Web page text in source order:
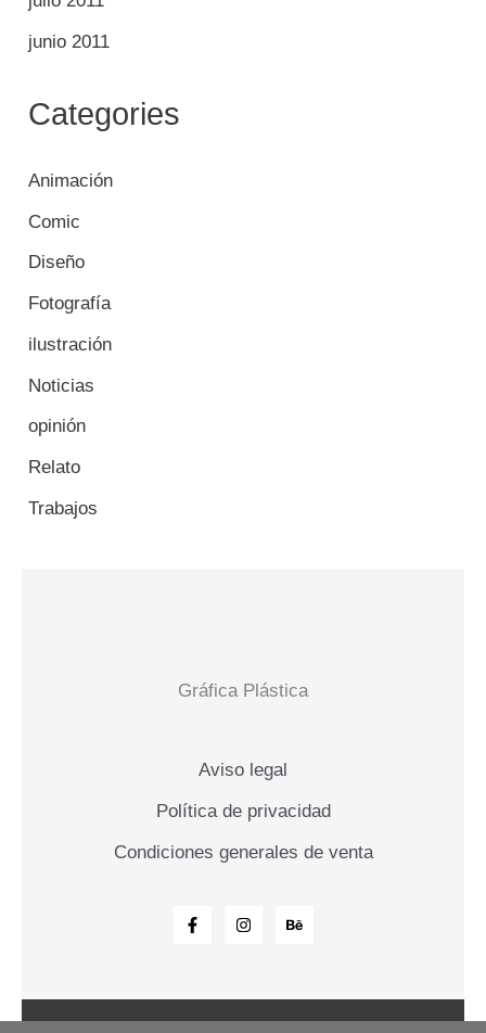
junio 2011
Categories
Animación
Comic
Diseño
Fotografía
ilustración
Noticias
opinión
Relato
Trabajos
Gráfica Plástica
Aviso legal
Política de privacidad
Condiciones generales de venta